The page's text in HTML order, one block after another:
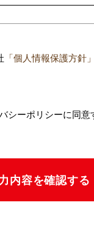
「個人情報保護方針」
シーポリシーに同意